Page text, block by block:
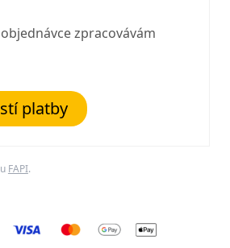
zpracovávám
platby
FAPI.